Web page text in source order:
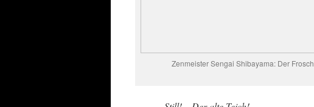
Zenmeister Sengai Shibayama: Der Frosch